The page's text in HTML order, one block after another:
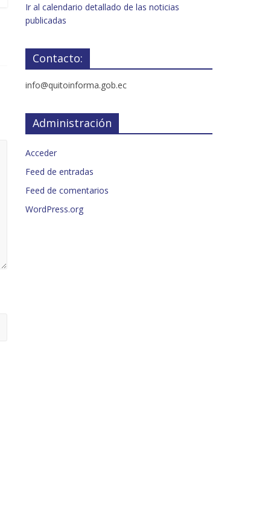
Ir al calendario detallado de las noticias
publicadas
Contacto:
info@quitoinforma.gob.ec
Administración
Acceder
Feed de entradas
Feed de comentarios
WordPress.org